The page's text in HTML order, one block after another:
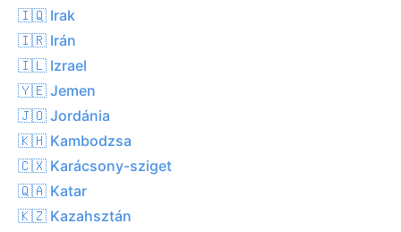
🇮🇶 Irak
🇮🇷 Irán
🇮🇱 Izrael
🇾🇪 Jemen
🇯🇴 Jordánia
🇰🇭 Kambodzsa
🇨🇽 Karácsony-sziget
🇶🇦 Katar
🇰🇿 Kazahsztán